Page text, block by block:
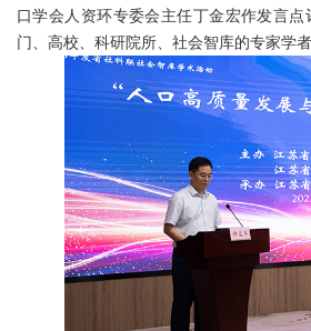
口学会人资环专委会主任丁金宏作发言
门、高校、科研院所、社会智库的专家学